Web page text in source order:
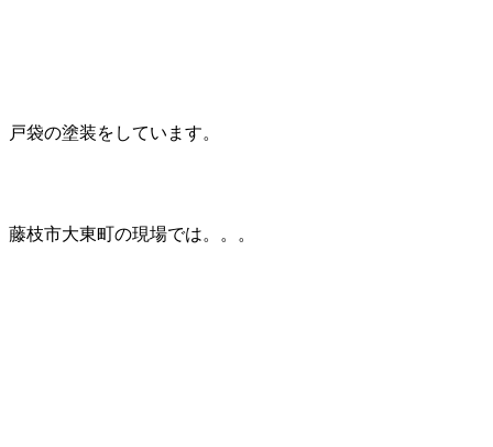
戸袋の塗装をしています。
藤枝市大東町の現場では。。。